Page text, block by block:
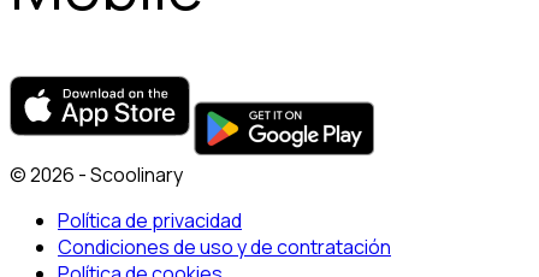
© 2026 - Scoolinary
Política de privacidad
Condiciones de uso y de contratación